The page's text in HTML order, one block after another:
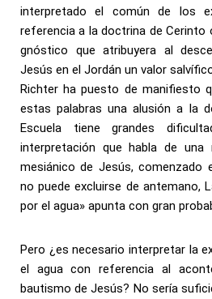
interpretado el común de los
referencia a la doctrina de
gnóstico que atribuyera al
Jesús en el Jordán un valor
Richter ha puesto de manifiesto
estas palabras una alusión a la
Escuela tiene grandes
interpretación que habla de una
mesiánico de Jesús, comenzado
no puede excluirse de antemano,
por el agua» apunta con gran
Pero ¿es necesario interpretar la
el agua con referencia al
bautismo de Jesús? No sería